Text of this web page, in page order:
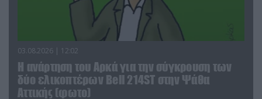
03.08.2026 | 12:02
Η ανάρτηση του Αρκά για την σύγκρουση των
δύο ελικοπτέρων Bell 214ST στην Ψάθα
Αττικής (φωτο)